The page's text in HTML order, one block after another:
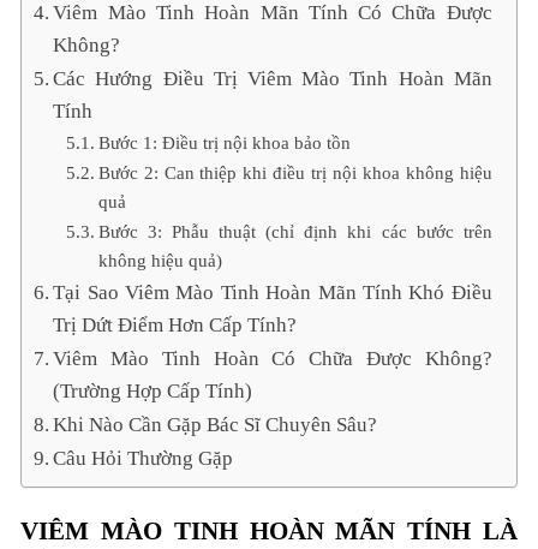
Viêm Mào Tinh Hoàn Mãn Tính Có Chữa Được
Không?
Các Hướng Điều Trị Viêm Mào Tinh Hoàn Mãn
Tính
Bước 1: Điều trị nội khoa bảo tồn
Bước 2: Can thiệp khi điều trị nội khoa không hiệu
quả
Bước 3: Phẫu thuật (chỉ định khi các bước trên
không hiệu quả)
Tại Sao Viêm Mào Tinh Hoàn Mãn Tính Khó Điều
Trị Dứt Điểm Hơn Cấp Tính?
Viêm Mào Tinh Hoàn Có Chữa Được Không?
(Trường Hợp Cấp Tính)
Khi Nào Cần Gặp Bác Sĩ Chuyên Sâu?
Câu Hỏi Thường Gặp
VIÊM MÀO TINH HOÀN MÃN TÍNH LÀ